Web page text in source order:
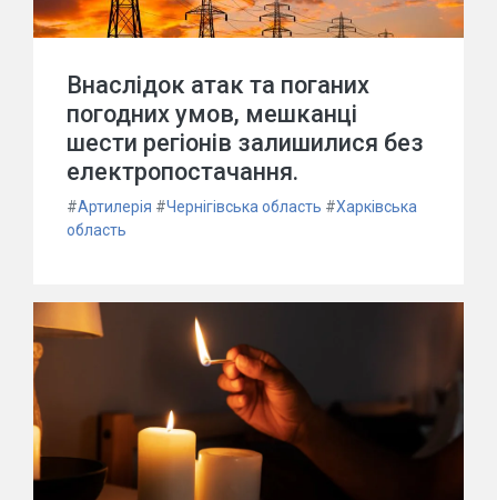
Внаслідок атак та поганих
погодних умов, мешканці
шести регіонів залишилися без
електропостачання.
#Артилерія #Чернігівська область #Харківська
область